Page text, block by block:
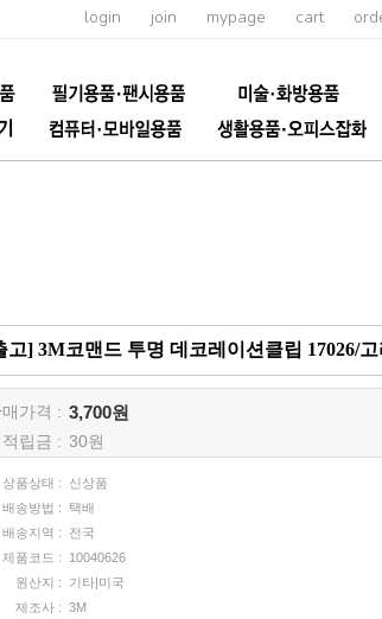
login join mypage cart
고] 3M코맨드 투명 데코레이션클립 17026/
매가격 : 3,700원
적립금 : 30원
상품상태 :
신상품
배송방법 :
택배
배송지역 :
전국
제품코드 :
10040626
원산지 :
기타|미국
제조사 : 3M